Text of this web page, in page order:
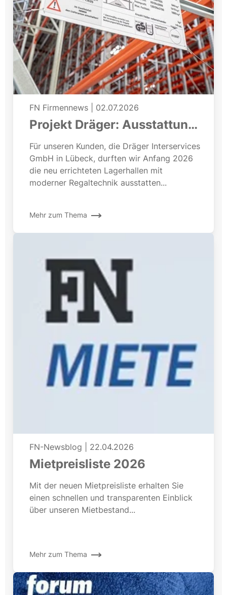
FN Firmennews 02.07.2026
Projekt Dräger: Ausstattung
einer neuen Lagerhalle
Für unseren Kunden, die Dräger Interservices
GmbH in Lübeck, durften wir Anfang 2026
die neu errichteten Lagerhallen mit
moderner Regaltechnik ausstatten...
Mehr zum Thema
FN-Newsblog 22.04.2026
Mietpreisliste 2026
Mit der neuen Mietpreisliste erhalten Sie
einen schnellen und transparenten Einblick
über unseren Mietbestand...
Mehr zum Thema